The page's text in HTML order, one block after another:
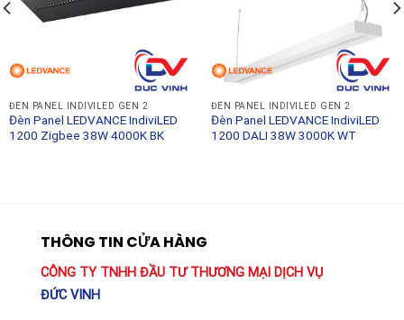
Chỉ số hoàn màu:
Chỉ số chống chói:
Giao thức điều khiển:Zigbee 3.0
Kích thước: 595 x 595 x 22 mm
Tuổi thọ:70.000 giờ (L80/B10)
Đèn Panel LEDVANCE IndiviLED 600 Zigbee 38W
4000K WT không chỉ là một thiết bị chiếu sáng, mà là
một phần trong hệ sinh thái quản lý tòa nhà thông
ĐÈN PANEL INDIVILED GEN 2
Đèn Panel LEDVANCE IndiviLED
1200 Zigbee 38W 4000K BK
ĐÈN PANEL INDIVILED GEN 2
Đèn Panel LEDVANCE IndiviLED
1200 DALI 38W 3000K WT
THÔNG TIN CỬA HÀNG
CÔNG TY TNHH ĐẦU TƯ THƯƠNG MẠI DỊCH VỤ
ĐỨC VINH